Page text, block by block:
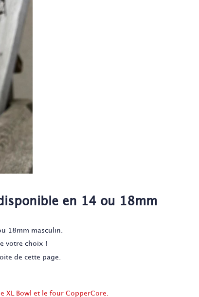
en 14 ou 18mm
18mm masculin.
votre choix !
de cette page.
Bowl et le four CopperCore.